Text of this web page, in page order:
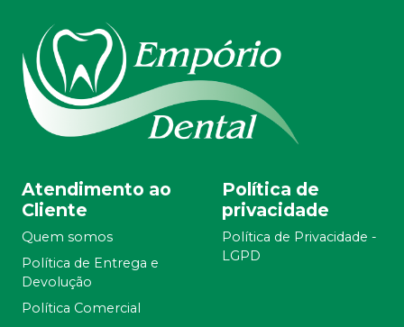
Atendimento ao
Cliente
Quem somos
Política de Entrega e
Devolução
Política Comercial
Política de
privacidade
Política de Privacidade -
LGPD